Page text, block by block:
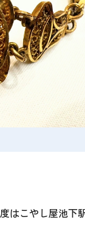
はこやし屋池下